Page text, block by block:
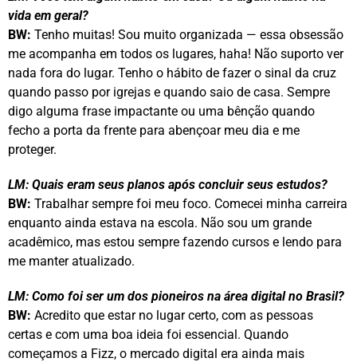
vida em geral?
BW: Tenho muitas! Sou muito organizada — essa obsessão
me acompanha em todos os lugares, haha! Não suporto ver
nada fora do lugar. Tenho o hábito de fazer o sinal da cruz
quando passo por igrejas e quando saio de casa. Sempre
digo alguma frase impactante ou uma bênção quando
fecho a porta da frente para abençoar meu dia e me
proteger.
LM: Quais eram seus planos após concluir seus estudos?
BW: Trabalhar sempre foi meu foco. Comecei minha carreira
enquanto ainda estava na escola. Não sou um grande
acadêmico, mas estou sempre fazendo cursos e lendo para
me manter atualizado.
LM: Como foi ser um dos pioneiros na área digital no Brasil?
BW: Acredito que estar no lugar certo, com as pessoas
certas e com uma boa ideia foi essencial. Quando
começamos a Fizz, o mercado digital era ainda mais